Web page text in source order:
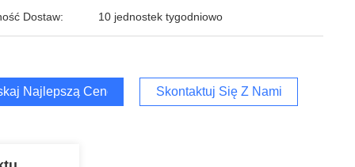
Dostaw: 10 jednostek tygodniowo
Najlepszą Cenę Skontaktuj Się Z Nami